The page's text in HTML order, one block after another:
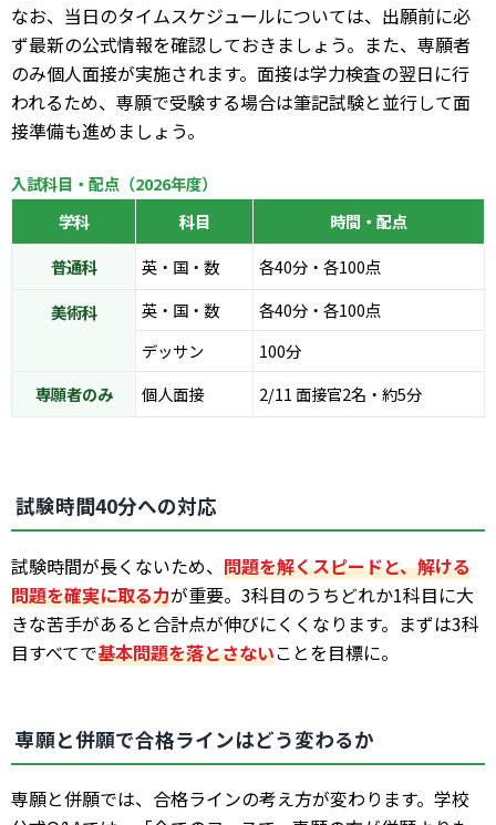
なお、当日のタイムスケジュールについては、出願前に必
ず最新の公式情報を確認しておきましょう。また、専願者
のみ個人面接が実施されます。面接は学力検査の翌日に行
われるため、専願で受験する場合は筆記試験と並行して面
接準備も進めましょう。
入試科目・配点（2026年度）
学科
科目
時間・配点
普通科
英・国・数
各40分・各100点
美術科
英・国・数
各40分・各100点
デッサン
100分
専願者のみ
個人面接 2/11 面接官2名・約5分
試験時間40分への対応
試験時間が長くないため、 問題を解くスピードと、解ける
問題を確実に取る力が重要。3科目のうちどれか1科目に大
きな苦手があると合計点が伸びにくくなります。まずは3科
目すべてで基本問題を落とさないことを目標に。
専願と併願で合格ラインはどう変わるか
専願と併願では、合格ラインの考え方が変わります。学校